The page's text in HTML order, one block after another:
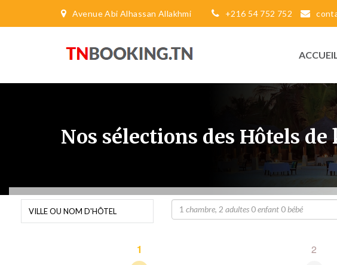
Avenue Abi Alhassan Allakhmi +216 54 752 752
Nos sélections des Hôtels
1 chambre, 2 adultes 0enfant 0bébé
1 2